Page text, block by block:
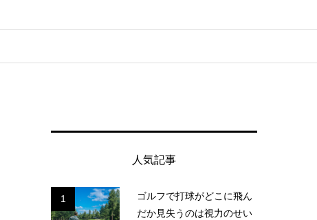
人気記事
1
ゴルフで打球がどこに飛ん
だか見失うのは視力のせい